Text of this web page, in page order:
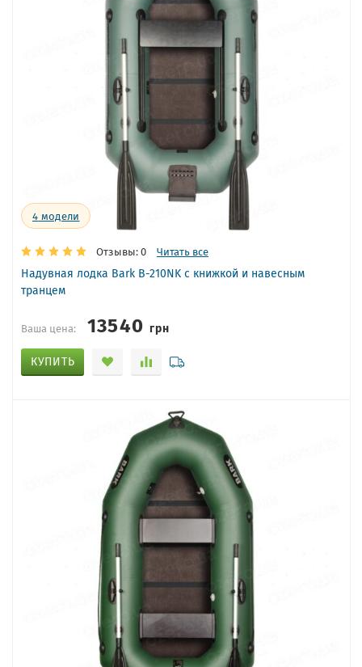
4 модели
Отзывы: 0 Читать все
Надувная лодка Bark B-210NK с книжкой и навесным
транцем
Ваша цена: 13540грн
КУПИТЬ